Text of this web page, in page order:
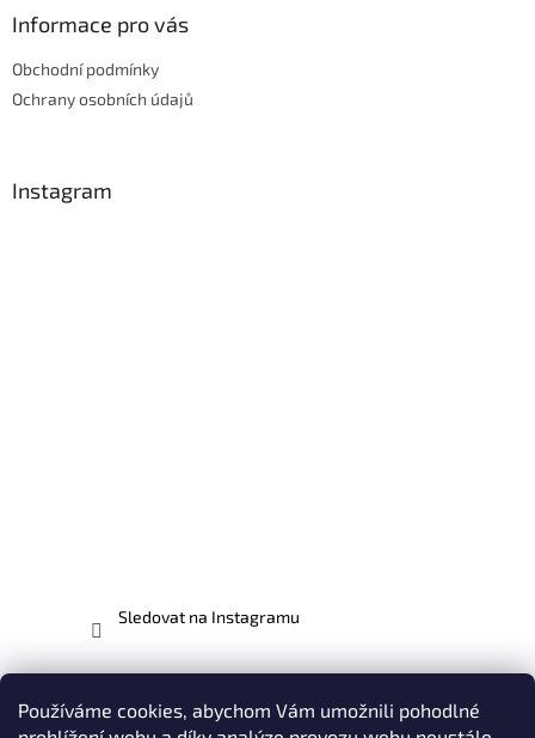
Používáme cookies, abychom Vám umožnili pohodlné
Informace pro vás
Obchodní podmínky
Ochrany osobních údajů
Instagram
Sledovat na Instagramu